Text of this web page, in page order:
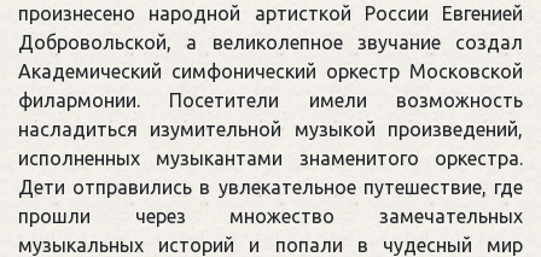
произнесено народной артисткой России Евгенией
Добровольской, а великолепное звучание создал
Академический симфонический оркестр Московской
филармонии. Посетители имели возможность
насладиться изумительной музыкой произведений,
исполненных музыкантами знаменитого оркестра.
Дети отправились в увлекательное путешествие, где
прошли через множество замечательных
музыкальных историй и попали в чудесный мир